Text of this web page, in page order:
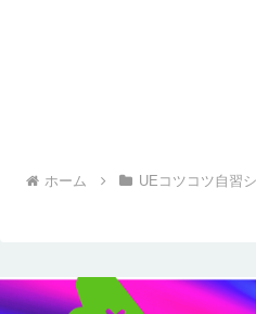
ホーム UEコツコツ自習